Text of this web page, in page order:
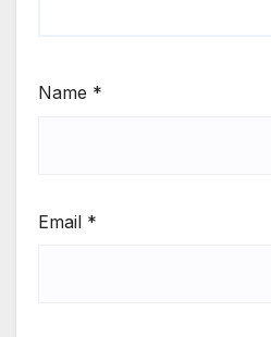
Name *
Email *